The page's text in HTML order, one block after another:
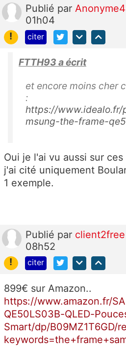
Publié par
01h04
!
citer
FTTH93 a écrit
et encore moins cher
:
https://www.idealo.fr/
msung-the-frame-
Oui je l'ai vu aussi sur
j'ai cité uniquement
1 exemple.
Publié par client2free
08h52
!
citer
899€ sur Amazon..
https://www.amazon.fr/
QE50LS03B-QLED-
Smart/dp/B09MZ1T6GD/